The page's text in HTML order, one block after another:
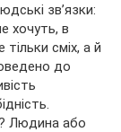
зв’язки:
хочуть, в
сміх, а й
до
Людина або